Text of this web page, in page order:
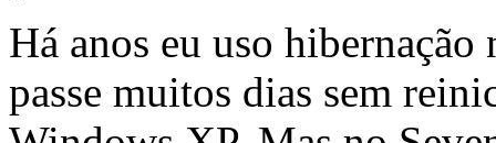
Há anos eu uso
passe muitos dias sem